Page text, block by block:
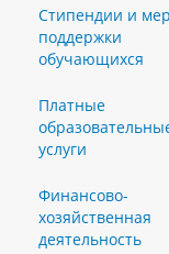
Стипендии и
поддержки
обучающихся
Платные
услуги
Финансово-
хозяйственная
деятельность